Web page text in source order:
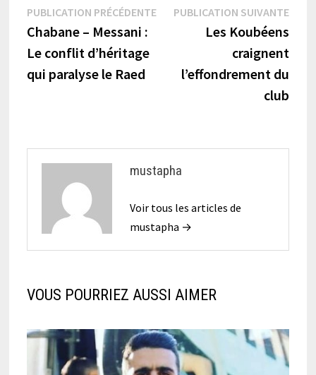
Navigation
de
l’article
PUBLICATION PRÉCÉDENTEPublication
précédente :
Chabane – Messani :
Le conflit d’héritage
qui paralyse le Raed
PUBLICATION SUIVANTE
Les Koubéens
craignent
l’effondrement du
club
mustapha
Voir tous les articles de
mustapha →
VOUS POURRIEZ AUSSI AIMER